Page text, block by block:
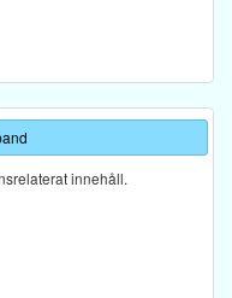
innehåll.